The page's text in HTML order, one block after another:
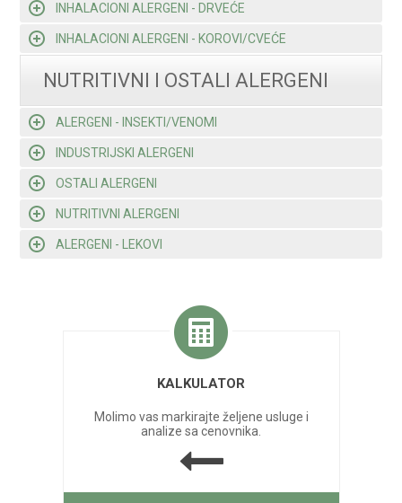
INHALACIONI ALERGENI - DRVEĆE
INHALACIONI ALERGENI - KOROVI/CVEĆE
NUTRITIVNI I OSTALI ALERGENI
ALERGENI - INSEKTI/VENOMI
INDUSTRIJSKI ALERGENI
OSTALI ALERGENI
NUTRITIVNI ALERGENI
ALERGENI - LEKOVI
KALKULATOR
Molimo vas markirajte željene usluge i
analize sa cenovnika.